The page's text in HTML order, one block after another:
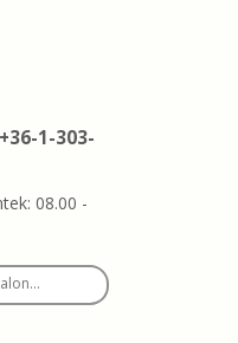
1-303-
08.00 -